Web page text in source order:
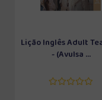
Lição Inglês Adult
- (Avulsa ...